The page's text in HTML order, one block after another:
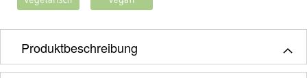
Produktbeschreibung